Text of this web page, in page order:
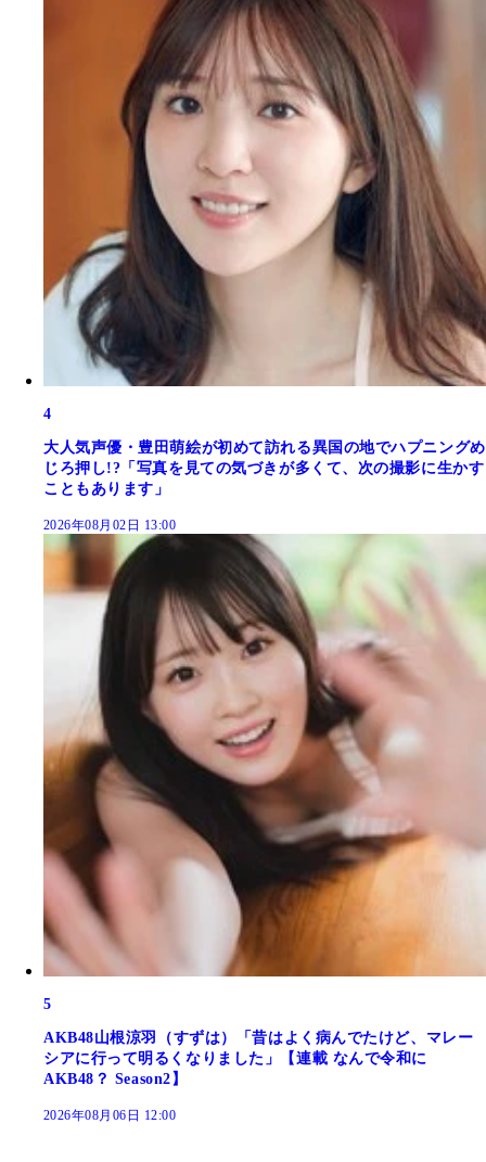
4
大人気声優・豊田萌絵が初めて訪れる異国の地でハプニングめ
じろ押し!?「写真を見ての気づきが多くて、次の撮影に生かす
こともあります」
2026年08月02日 13:00
5
AKB48山根涼羽（すずは）「昔はよく病んでたけど、マレー
シアに行って明るくなりました」【連載 なんで令和に
AKB48？ Season2】
2026年08月06日 12:00